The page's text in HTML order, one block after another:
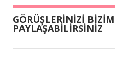
GÖRÜŞLERİNİZİ
PAYLAŞABİLİRSİNİZ